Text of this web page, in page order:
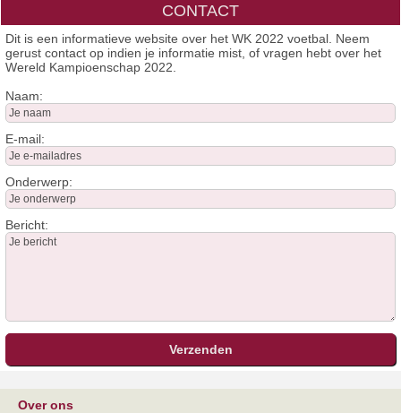
CONTACT
Dit is een informatieve website over het WK 2022 voetbal. Neem
gerust contact op indien je informatie mist, of vragen hebt over het
Wereld Kampioenschap 2022.
Naam:
E-mail:
Onderwerp:
Bericht:
Over ons